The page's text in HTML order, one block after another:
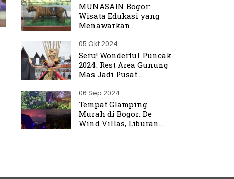
MUNASAIN Bogor:
Wisata Edukasi yang
Menawarkan
dari Kebun Raya Bogor
05 Okt 2024
Seru! Wonderful Puncak
2024: Rest Area Gunung
Mas Jadi Pusat
06 Sep 2024
Tempat Glamping
Murah di Bogor: De
Wind Villas, Liburan